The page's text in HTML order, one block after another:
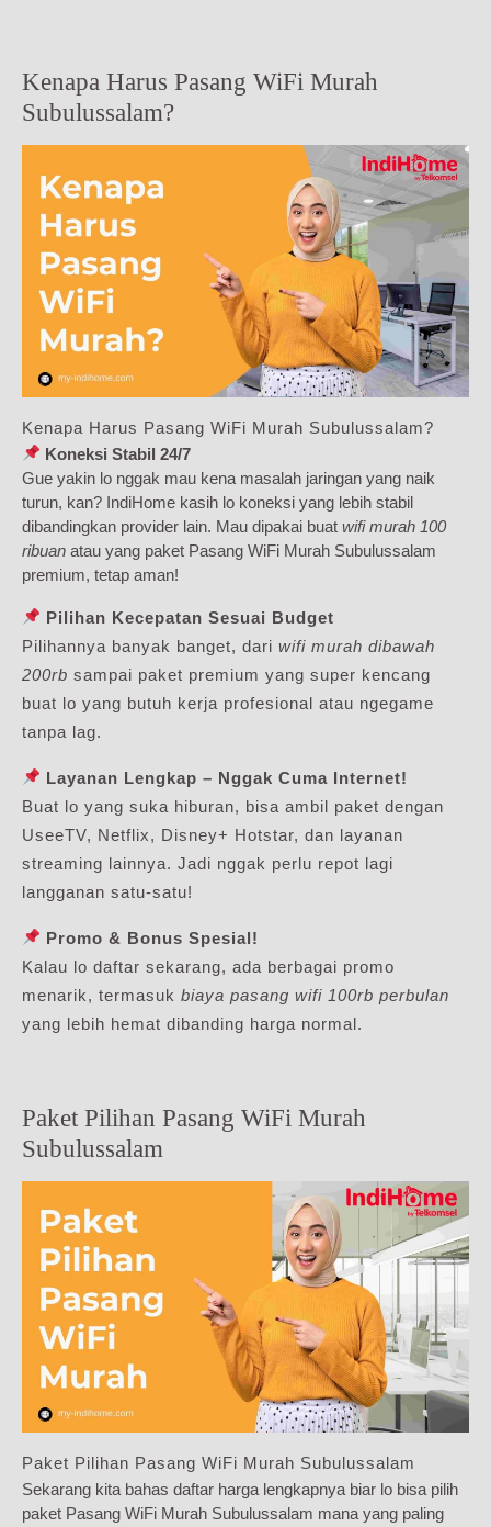
Kenapa Harus Pasang WiFi Murah
Subulussalam?
Kenapa Harus Pasang WiFi Murah Subulussalam?
Koneksi Stabil 24/7
Gue yakin lo nggak mau kena masalah jaringan yang naik
turun, kan? IndiHome kasih lo koneksi yang lebih stabil
dibandingkan provider lain. Mau dipakai buat wifi murah 100
ribuan atau yang paket Pasang WiFi Murah Subulussalam
premium, tetap aman!
Pilihan Kecepatan Sesuai Budget
Pilihannya banyak banget, dari wifi murah dibawah
200rb sampai paket premium yang super kencang
buat lo yang butuh kerja profesional atau ngegame
tanpa lag.
Layanan Lengkap – Nggak Cuma Internet!
Buat lo yang suka hiburan, bisa ambil paket dengan
UseeTV, Netflix, Disney+ Hotstar, dan layanan
streaming lainnya. Jadi nggak perlu repot lagi
langganan satu-satu!
Promo & Bonus Spesial!
Kalau lo daftar sekarang, ada berbagai promo
menarik, termasuk biaya pasang wifi 100rb perbulan
yang lebih hemat dibanding harga normal.
Paket Pilihan Pasang WiFi Murah
Subulussalam
Paket Pilihan Pasang WiFi Murah Subulussalam
Sekarang kita bahas daftar harga lengkapnya biar lo bisa pilih
paket Pasang WiFi Murah Subulussalam mana yang paling